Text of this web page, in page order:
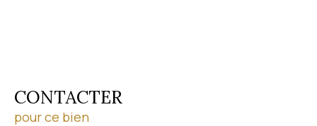
CONTACTER
pour ce bien